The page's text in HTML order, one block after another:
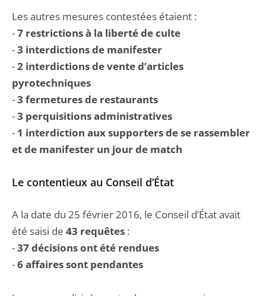
Les autres mesures contestées étaient :
-7 restrictions à la liberté de culte
-3 interdictions de manifester
-2 interdictions de vente d’articles
pyrotechniques
-3 fermetures de restaurants
-3 perquisitions administratives
- 1 interdiction aux supporters de se rassembler
et de manifester un jour de match
Le contentieux au Conseil d’État
A la date du 25 février 2016, le Conseil d’État avait
été saisi de 43 requêtes :
-37 décisions ont été rendues
-6 affaires sont pendantes